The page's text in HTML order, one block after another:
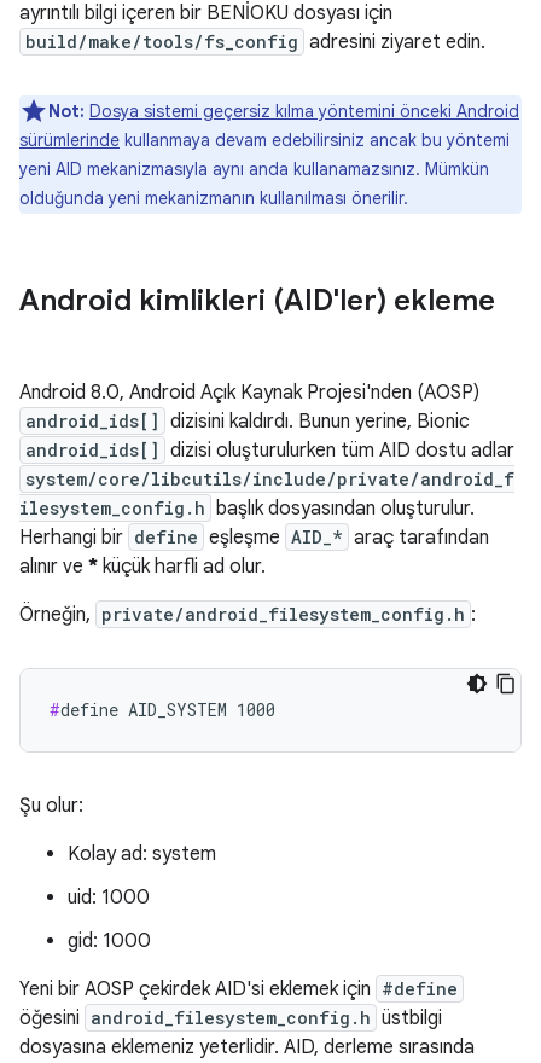
ayrıntılı bilgi içeren bir BENİOKU dosyası için
build/make/tools/fs_config adresini ziyaret edin.
Not: Dosya sistemi geçersiz kılma yöntemini önceki Android
sürümlerinde kullanmaya devam edebilirsiniz ancak bu yöntemi
yeni AID mekanizmasıyla aynı anda kullanamazsınız. Mümkün
olduğunda yeni mekanizmanın kullanılması önerilir.
Android kimlikleri (AID'ler) ekleme
Android 8.0, Android Açık Kaynak Projesi'nden (AOSP)
android_ids[] dizisini kaldırdı. Bunun yerine, Bionic
android_ids[] dizisi oluşturulurken tüm AID dostu adlar
system/core/libcutils/include/private/android_f
ilesystem_config.h başlık dosyasından oluşturulur.
Herhangi bir define eşleşme AID_* araç tarafından
alınır ve * küçük harfli ad olur.
Örneğin, private/android_filesystem_config.h :
#define AID_SYSTEM 1000
Şu olur:
Kolay ad: system
uid: 1000
gid: 1000
Yeni bir AOSP çekirdek AID'si eklemek için #define
öğesini android_filesystem_config.h üstbilgi
dosyasına eklemeniz yeterlidir. AID, derleme sırasında